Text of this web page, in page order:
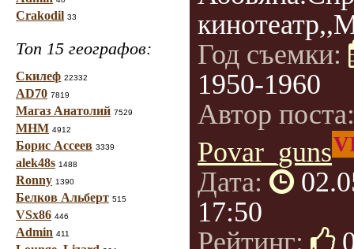
Crakodil 33
Топ 15 географов:
Скилеф 22332
AD70 7819
Магаз Анатолий 7529
МНМ 4912
Борис Ассеев 3339
alek48s 1488
Ronny 1390
Белков Альберт 515
VSx86 446
Admin 411
Год съемки:
1950-1960
Автор
Povar_guns
Дата:
17:50
Рейтинг: